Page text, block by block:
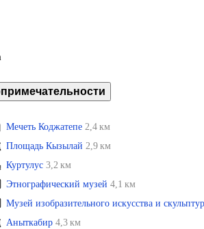
Мечеть Коджатепе 2,4 км
Площадь Кызылай 2,9 км
Куртулус 3,2 км
Этнографический музей 4,1 км
Музей изобразительного искусства и
Аныткабир 4,3 км